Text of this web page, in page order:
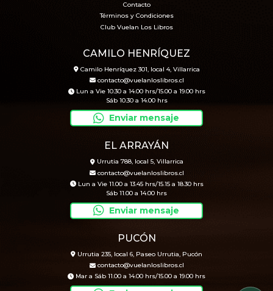
Contacto
Términos y Condiciones
Club Vuelan Los Libros
CAMILO HENRÍQUEZ
Camilo Henríquez 301, local 4, Villarrica
contacto@vuelanloslibros.cl
Lun a Vie 10.30 a 14.00 hrs/15.00 a 19.00 hrs
Sáb 10.30 a 14.00 hrs
Enviar mensaje
EL ARRAYÁN
Urrutia 788, local 5, Villarrica
contacto@vuelanloslibros.cl
Lun a Vie 11.00 a 13.45 hrs/15.15 a 18.30 hrs
Sáb 11.00 a 14.00 hrs
Enviar mensaje
PUCÓN
Urrutia 235, local 6, Paseo Urrutia, Pucón
contacto@vuelanloslibros.cl
Mar a Sáb 11.00 a 14.00 hrs/15.00 a 19.00 hrs